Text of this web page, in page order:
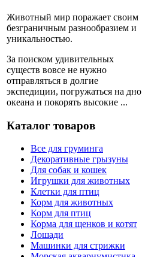
Животный мир поражает своим
безграничным разнообразием и
уникальностью.
За поиском удивительных
существ вовсе не нужно
отправляться в долгие
экспедиции, погружаться на дно
океана и покорять высокие ...
Каталог товаров
Все для груминга
Декоративные грызуны
Для собак и кошек
Игрушки для животных
Клетки для птиц
Корм для животных
Корм для птиц
Корма для щенков и котят
Лошади
Машинки для стрижки